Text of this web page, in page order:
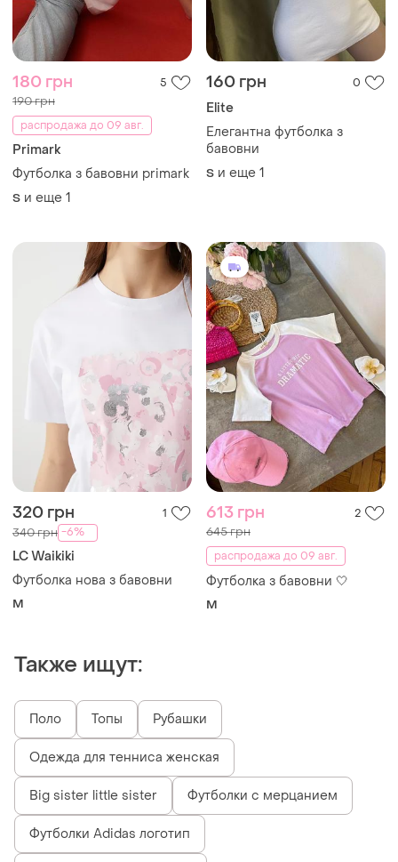
180 грн 5
190 грн
распродажа до 09 авг.
Primark
Футболка з бавовни primark
S и еще 1
160 грн 0
Elite
Елегантна футболка з
бавовни
S и еще 1
320 грн 1
340 грн -6%
LC Waikiki
Футболка нова з бавовни
M
613 грн 2
645 грн
распродажа до 09 авг.
Футболка з бавовни 🤍
M
Также ищут:
Поло Топы Рубашки
Одежда для тенниса женская
Big sister little sister Футболки с мерцанием
Футболки Adidas логотип